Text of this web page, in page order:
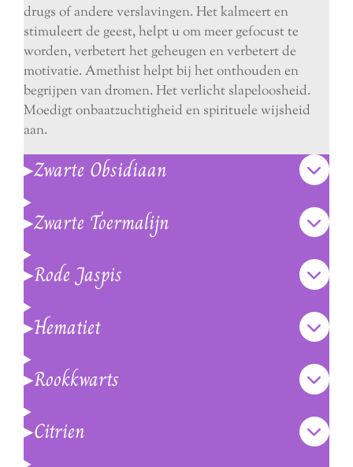
drugs of andere verslavingen. Het kalmeert en
stimuleert de geest, helpt u om meer gefocust te
worden, verbetert het geheugen en verbetert de
motivatie. Amethist helpt bij het onthouden en
begrijpen van dromen. Het verlicht slapeloosheid.
Moedigt onbaatzuchtigheid en spirituele wijsheid
aan.
▸Zwarte Obsidiaan
▸Zwarte Toermalijn
▸Rode Jaspis
▸Hematiet
▸Rookkwarts
▸Citrien